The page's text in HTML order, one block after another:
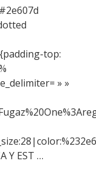
top:
» »
Y EST …